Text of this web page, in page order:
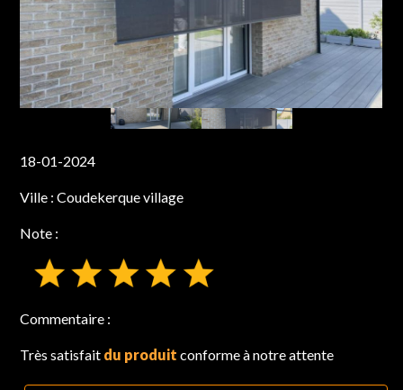
18-01-2024
Ville :Coudekerque village
Note :
Commentaire :
Très satisfait du produit conforme à notre attente